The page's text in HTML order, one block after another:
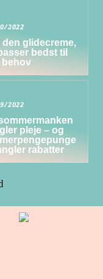
2022
den glidecreme,
bedst til
behov
2022
pleje – og
rabatter